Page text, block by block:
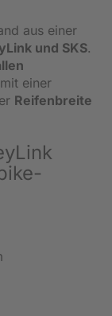
aus einer
und SKS.
mit einer
Reifenbreite